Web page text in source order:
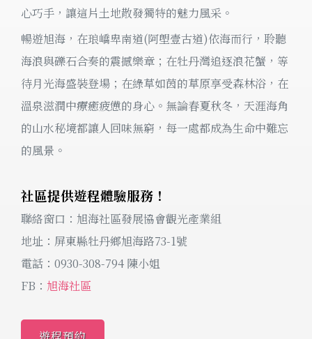
心巧手，讓這片土地散發獨特的魅力風采。
暢遊旭海，在琅嶠卑南道(阿塱壹古道)依海而行，聆聽
海浪與礫石合奏的震撼樂章；在牡丹灣追逐浪花蟹，等
待月光海盛裝登場；在綠草如茵的草原享受森林浴，在
溫泉滋潤中療癒疲憊的身心。無論春夏秋冬，天涯海角
的山水秘境都讓人回味無窮，每一處都成為生命中難忘
的風景。
社區提供遊程體驗服務！
聯絡窗口：旭海社區發展協會觀光產業組
地址：屏東縣牡丹鄉旭海路73-1號
電話：0930-308-794 陳小姐
FB： 旭海社區